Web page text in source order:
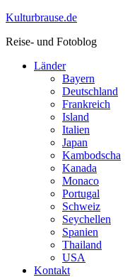
Skip
content
Kulturbrause.de
Reise- und Fotoblog
Länder
Bayern
Deutschland
Frankreich
Island
Italien
Japan
Kambodscha
Kanada
Monaco
Portugal
Schweiz
Seychellen
Spanien
Thailand
USA
Kontakt